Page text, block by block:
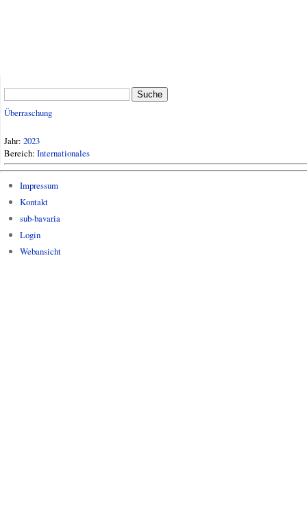
Suche
Überraschung
Jahr: 2023
Bereich: Internationales
Impressum
Kontakt
sub-bavaria
Login
Webansicht